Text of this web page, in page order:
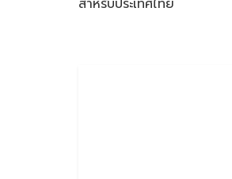
สำหรับประเทศไทย